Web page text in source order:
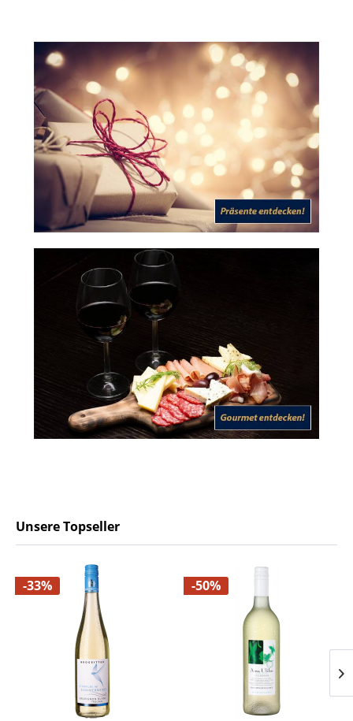
Unsere Topseller
-33% -50%